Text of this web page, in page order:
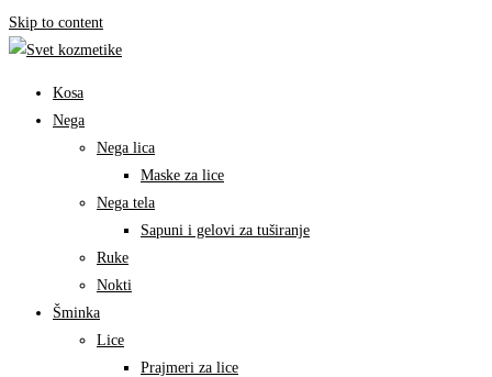
Skip to content
Kosa
Nega
Nega lica
Maske za lice
Nega tela
Sapuni i gelovi za tuširanje
Ruke
Nokti
Šminka
Lice
Prajmeri za lice